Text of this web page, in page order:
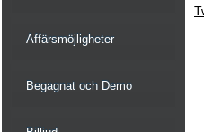
Affärsmöjligheter
Begagnat och Demo